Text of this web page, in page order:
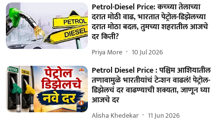
Petrol-Diesel Price: कच्च्या तेलाच्या
दरात मोठी वाढ, भारतात पेट्रोल-डिझेलच्या
दरात मोठा बदल, तुमच्या शहरातील आजचे
दर किती?
Priya More 10 Jul 2026
Petrol Diesel Price : पश्चिम आशियातील
तणावामुळे भारतीयांचं टेन्शन वाढलं! पेट्रोल-
डिझेलचं दर वाढण्याची शक्यता, जाणून घ्या
आजचे दर
Alisha Khedekar 11 Jun 2026